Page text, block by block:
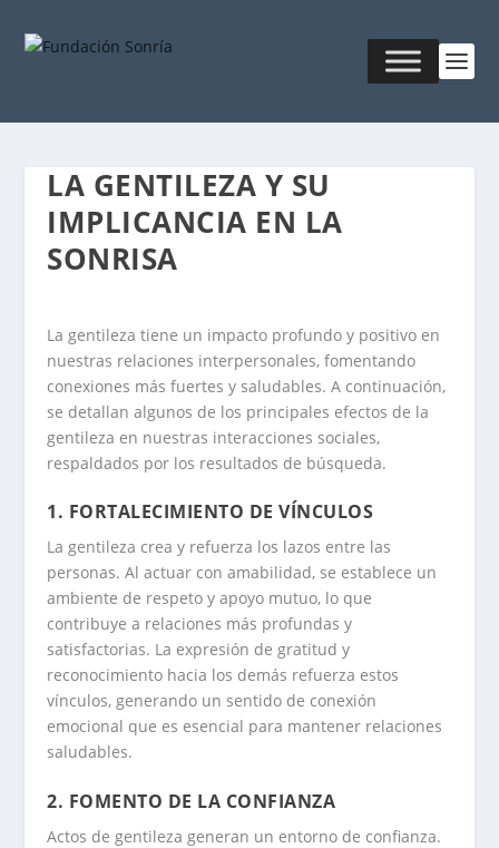
LA GENTILEZA Y SU
IMPLICANCIA EN LA
SONRISA
La gentileza tiene un impacto profundo y positivo en
nuestras relaciones interpersonales, fomentando
conexiones más fuertes y saludables. A continuación,
se detallan algunos de los principales efectos de la
gentileza en nuestras interacciones sociales,
respaldados por los resultados de búsqueda.
1. FORTALECIMIENTO DE VÍNCULOS
La gentileza crea y refuerza los lazos entre las
personas. Al actuar con amabilidad, se establece un
ambiente de respeto y apoyo mutuo, lo que
contribuye a relaciones más profundas y
satisfactorias. La expresión de gratitud y
reconocimiento hacia los demás refuerza estos
vínculos, generando un sentido de conexión
emocional que es esencial para mantener relaciones
saludables.
2. FOMENTO DE LA CONFIANZA
Actos de gentileza generan un entorno de confianza.